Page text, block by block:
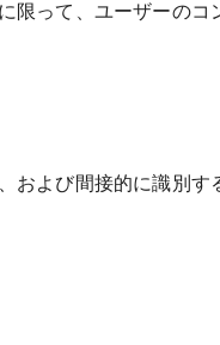
って、ユーザーのコ
および間接的に識別